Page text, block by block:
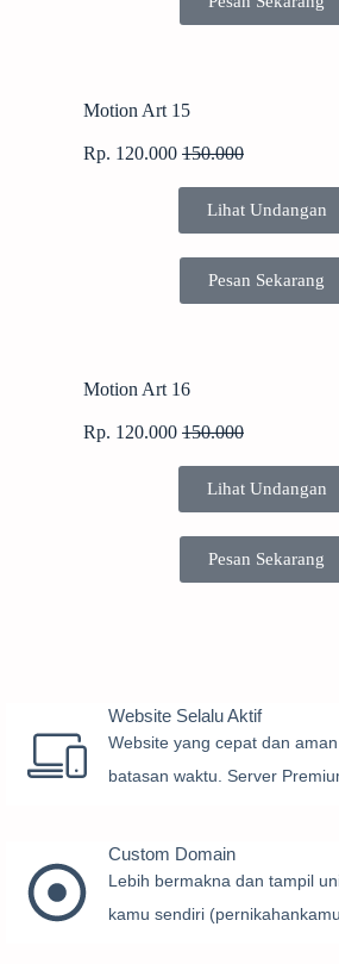
Motion Art 15
Rp. 120.000 150.000
Lihat Undangan
Pesan Sekarang
Motion Art 16
Rp. 120.000 150.000
Lihat Undangan
Pesan Sekarang
Website Selalu Aktif
Website yang cepat dan
batasan waktu. Server
Custom Domain
Lebih bermakna dan tampil
kamu sendiri